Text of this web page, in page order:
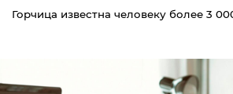
Горчица известна человеку более 3